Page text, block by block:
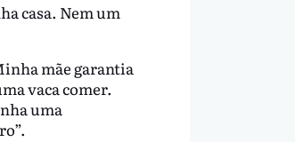
casa. Nem um
mãe garantia
vaca comer.
uma